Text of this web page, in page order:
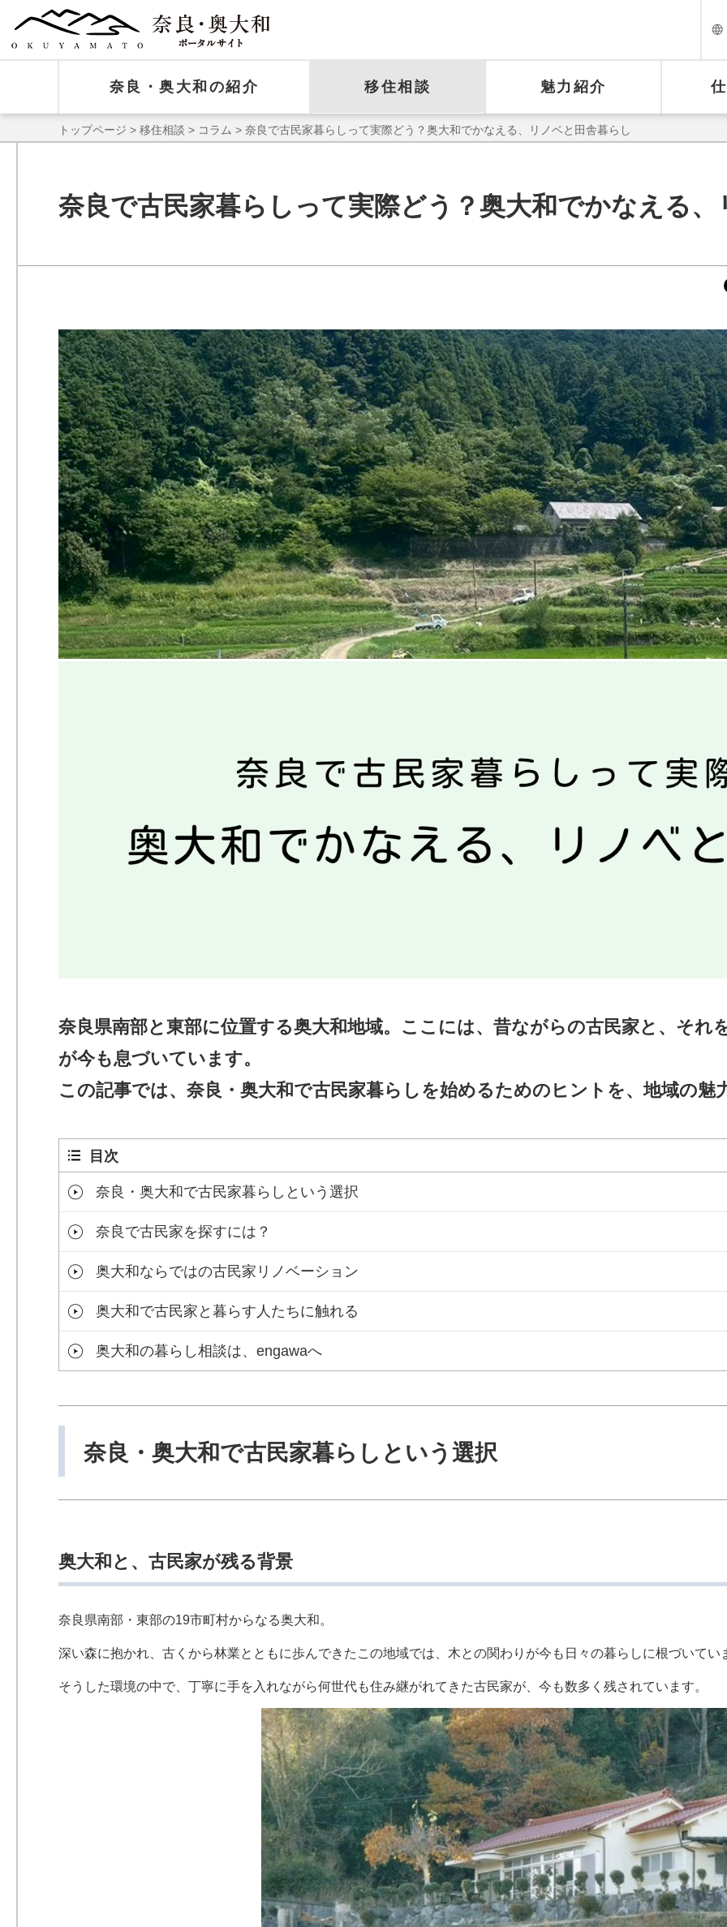
奈良・奥大和の紹介 移住相談 魅力紹介
トップページ > 移住相談 > コラム > 奈良で古民家暮らしって実際どう？奥大和でかなえる、リノベと田舎暮らし
奈良で古民家暮らしって実際どう？奥大和でかなえる
奈良県南部と東部に位置する奥大和地域。ここには、昔ながらの古民家と、それ
が今も息づいています。
この記事では、奈良・奥大和で古民家暮らしを始めるためのヒントを、地域の魅
目次
奈良・奥大和で古民家暮らしという選択
奈良で古民家を探すには？
奥大和ならではの古民家リノベーション
奥大和で古民家と暮らす人たちに触れる
奥大和の暮らし相談は、engawaへ
奈良・奥大和で古民家暮らしという選択
奥大和と、古民家が残る背景
奈良県南部・東部の19市町村からなる奥大和。
深い森に抱かれ、古くから林業とともに歩んできたこの地域では、木との関わりが今も日々の暮らしに根づいてい
そうした環境の中で、丁寧に手を入れながら何世代も住み継がれてきた古民家が、今も数多く残されています。